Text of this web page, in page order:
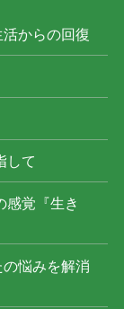
からの回復
して
感覚『生き
の悩みを解消